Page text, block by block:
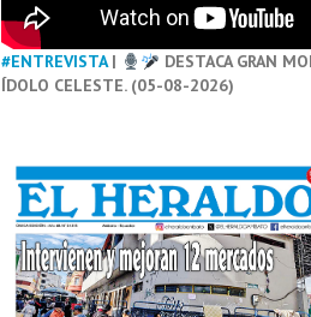
#ENTREVISTA|
DESTACA GRAN
ÍDOLO CELESTE. (05-08-2026)